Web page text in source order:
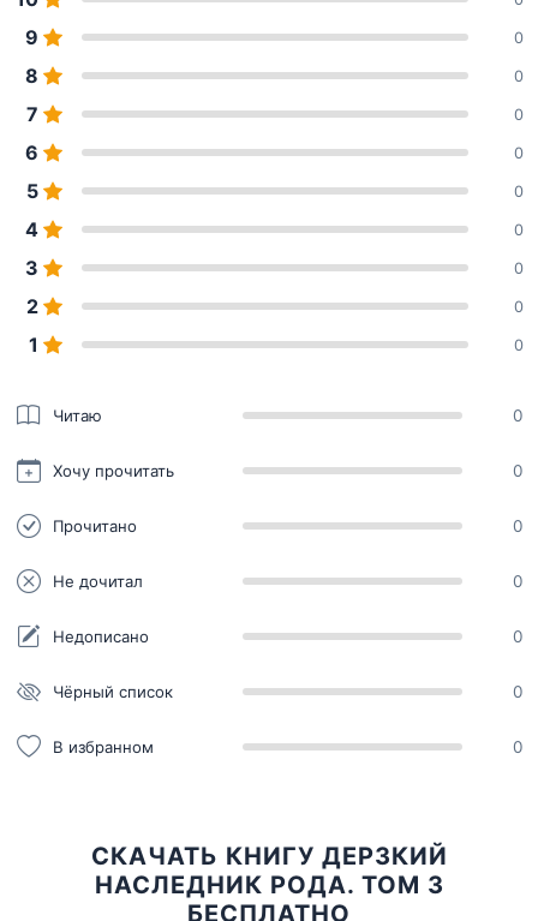
9 0
8 0
7 0
6 0
5 0
4 0
3 0
2 0
1 0
Читаю 0
Хочу прочитать 0
Прочитано 0
Не дочитал 0
Недописано 0
Чёрный список 0
В избранном 0
СКАЧАТЬ КНИГУ ДЕРЗКИЙ
НАСЛЕДНИК РОДА. ТОМ 3
БЕСПЛАТНО